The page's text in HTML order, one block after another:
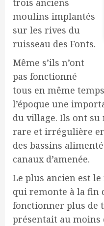
trois anciens
moulins implantés
sur les rives du
ruisseau des Fonts.
Même s’ils n’ont
pas fonctionné
tous en même
l’époque une
du village. Ils ont
rare et irrégulière
des bassins
canaux d’amenée.
Le plus ancien est
qui remonte à la fin
fonctionner plus de
présentait au moins